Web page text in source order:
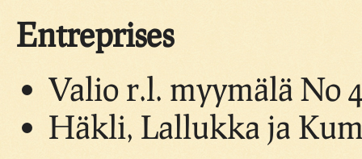
Entreprises
Valio r.l. myymälä No
Häkli, Lallukka ja